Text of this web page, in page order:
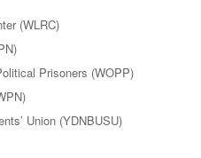
(WLRC)
Prisoners (WOPP)
Union (YDNBUSU)